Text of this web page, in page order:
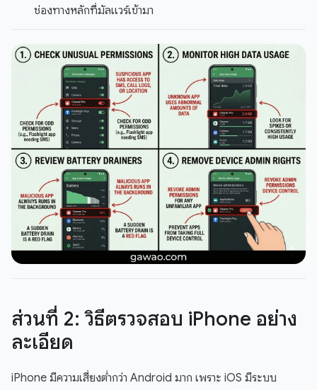
ช่องทางหลักที่มัลแวร์เข้ามา
ส่วนที่ 2: วิธีตรวจสอบ iPhone อย่าง
ละเอียด
iPhone มีความเสี่ยงต่ำกว่า Android มาก เพราะ iOS มีระบบ